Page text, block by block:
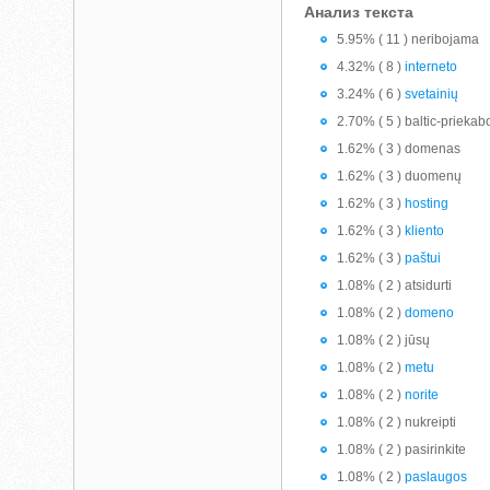
Анализ текста
5.95% ( 11 ) neribojama
4.32% ( 8 )interneto
3.24% ( 6 )svetainių
2.70% ( 5 ) baltic-
1.62% ( 3 ) domenas
1.62% ( 3 ) duomenų
1.62% ( 3 ) hosting
1.62% ( 3 ) kliento
1.62% ( 3 )paštui
1.08% ( 2 ) atsidurti
1.08% ( 2 )domeno
1.08% ( 2 ) jūsų
1.08% ( 2 )metu
1.08% ( 2 )norite
1.08% ( 2 ) nukreipti
1.08% ( 2 ) pasirinkite
1.08% ( 2 )paslaugos